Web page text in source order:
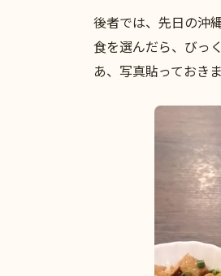
後者では、先日の沖
食を選んだら、びっ
あ、写真貼っておき